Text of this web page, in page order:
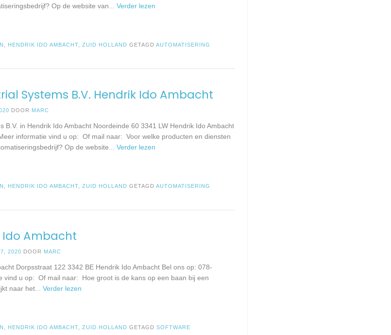
Op de website van ... Verder lezen
HENDRIK IDO AMBACHT ,ZUID HOLLAND GETAGDAUTOMATISERING
Systems B.V. Hendrik Ido Ambacht
DOOR MARC
B.V. in Hendrik Ido Ambacht Noordeinde 60 3341 LW Hendrik Ido Ambacht
informatie vind u op: Of mail naar: Voor welke producten en diensten
Op de website ... Verder lezen
HENDRIK IDO AMBACHT ,ZUID HOLLAND GETAGDAUTOMATISERING
Ido Ambacht
2020 DOOR MARC
Dorpsstraat 122 3342 BE Hendrik Ido Ambacht Bel ons op: 078-
vind u op: Of mail naar: Hoe groot is de kans op een baan bij een
naar het ... Verder lezen
HENDRIK IDO AMBACHT ,ZUID HOLLAND GETAGDSOFTWARE